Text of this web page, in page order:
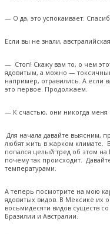
— О да, это успокаивает.
Если вы не знали,
— Стоп! Скажу вам то, о чем
ядовитым, а можно —
например, отравились. А если
это первое. Продолжаем.
— К счастью, они никогда меня
Для начала давайте выясним,
любят жить в жарком климате.
попался целый тред об этом на
почему так происходит.
температурами.
А теперь посмотрите на мою
ядовитых видов. В Мексике их
восьмидесяти видов существ
Бразилии и Австралии.